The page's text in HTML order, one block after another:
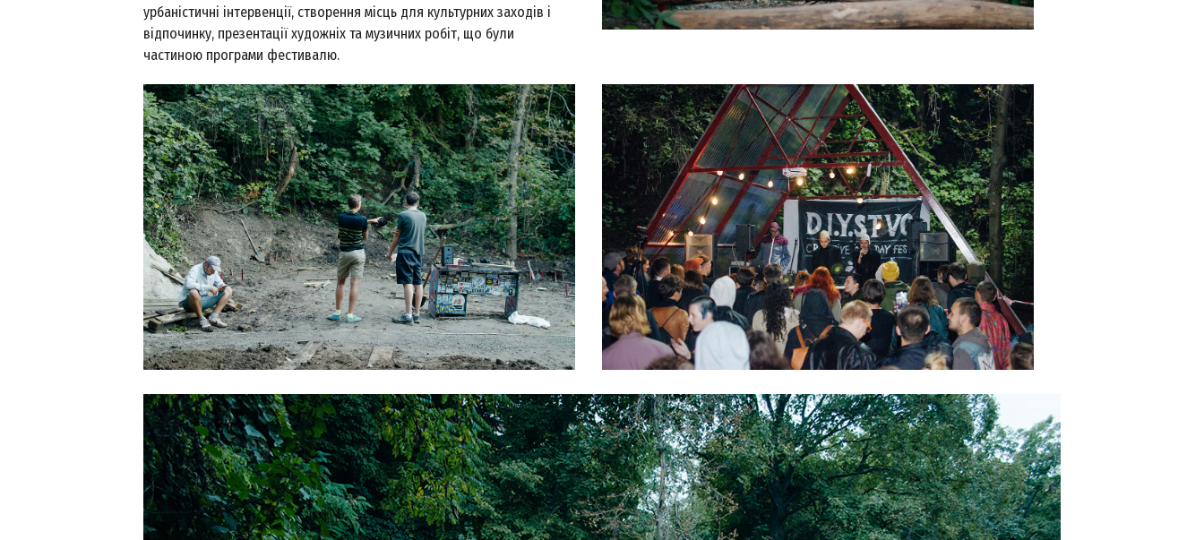
урбаністичні інтервенції, створення місць для культурних заходів і
відпочинку, презентації художніх та музичних робіт, що були
частиною програми фестивалю.